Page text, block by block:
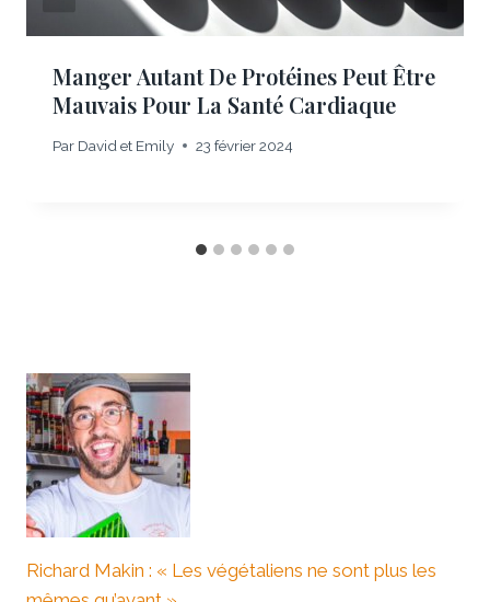
Manger Autant De Protéines Peut Être
Mauvais Pour La Santé Cardiaque
Par David et Emily 23 février 2024
Richard Makin : « Les végétaliens ne sont plus les